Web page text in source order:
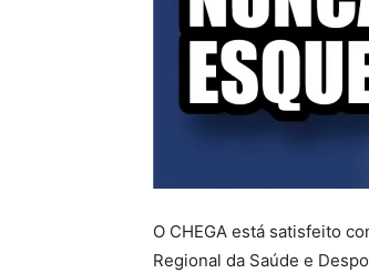
O CHEGA está satisfeito
Regional da Saúde e